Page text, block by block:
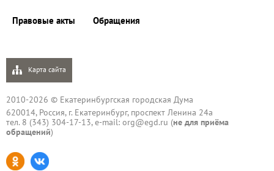
Правовые акты Обращения
Карта сайта
2010-2026 © Екатеринбургская городская Дума
620014, Россия, г. Екатеринбург, проспект Ленина 24а
тел. 8 (343) 304-17-13, e-mail: org@egd.ru (не для приёма
обращений)